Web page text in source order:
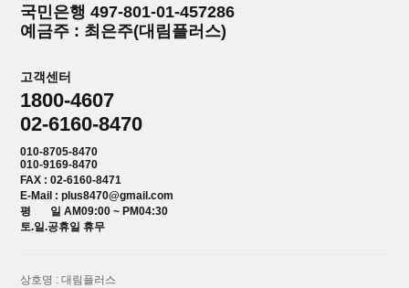
국민은행 497-801-01-457286
예금주 : 최은주(대림플러스)
고객센터
1800-4607
02-6160-8470
010-8705-8470
010-9169-8470
FAX : 02-6160-8471
E-Mail : plus8470@gmail.com
평 일 AM09:00 ~ PM04:30
토.일.공휴일 휴무
상호명 : 대림플러스